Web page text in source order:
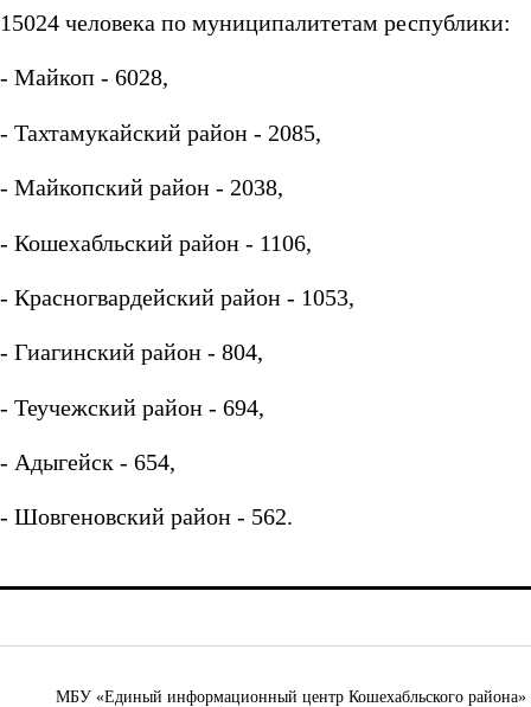
15024 человека по муниципалитетам республики:
- Майкоп - 6028,
- Тахтамукайский район - 2085,
- Майкопский район - 2038,
- Кошехабльский район - 1106,
- Красногвардейский район - 1053,
- Гиагинский район - 804,
- Теучежский район - 694,
- Адыгейск - 654,
- Шовгеновский район - 562.
МБУ «Единый информационный центр Кошехабльского района»